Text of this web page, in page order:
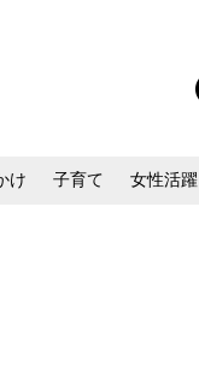
け 子育て 女性活躍